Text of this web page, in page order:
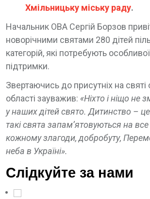
Хмільницьку міську раду.
Начальник ОВА Сергій Борзов
новорічними святами 280 дітей
категорій, які потребують
підтримки.
Звертаючись до присутніх на святі
області зауважив: «Ніхто і ніщо не
у наших дітей свято. Дитинство –
такі свята запам’ятовуються на
кожному злагоди, добробуту,
неба в Україні».
Слідкуйте за нами